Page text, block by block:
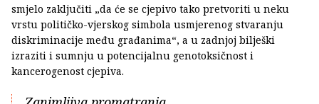
smjelo zaključiti „da će se cjepivo tako pretvoriti u neku
vrstu političko-vjerskog simbola usmjerenog stvaranju
diskriminacije među građanima“, a u zadnjoj bilješki
izraziti i sumnju u potencijalnu genotoksičnost i
kancerogenost cjepiva.